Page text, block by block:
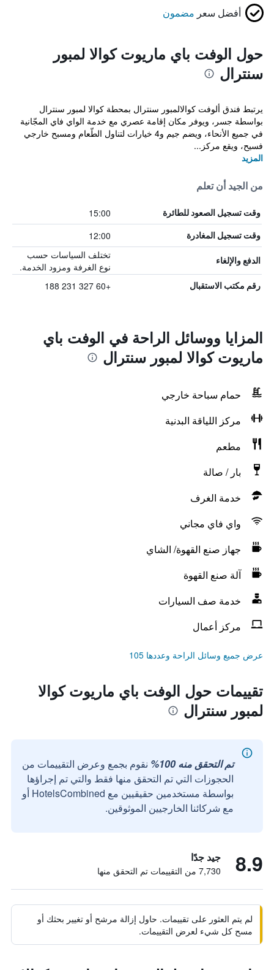
أفضل سعر مضمون
حول الوفت باي ماريوت كوالا لمبور
سنترال
يرتبط فندق ألوفت كوالالمبور سنترال بمحطة كوالا لمبور سنترال
بواسطة جسر، ويوفر مكان إقامة عصري مع خدمة الواي فاي المجّانية
في جميع الأنحاء، ويضم جيم و4 خيارات لتناول الطّعام ومسبح خارجي
فسيح، ويقع مركز...
المزيد
من الجيد أن تعلم
وقت تسجيل الصعود للطائرة 15:00
وقت تسجيل المغادرة 12:00
الدفع والإلغاء
تختلف السياسات حسب
نوع الغرفة ومزود الخدمة.
رقم مكتب الاستقبال +60 327 231 188
المزايا ووسائل الراحة في الوفت باي
ماريوت كوالا لمبور سنترال
حمام سباحة خارجي
مركز اللياقة البدنية
مطعم
بار / صالة
خدمة الغرف
واي فاي مجاني
جهاز صنع القهوة/ الشاي
آلة صنع القهوة
خدمة صف السيارات
مركز أعمال
عرض جميع وسائل الراحة وعددها 105
تقييمات حول الوفت باي ماريوت كوالا
لمبور سنترال
تم التحقق منه 100%
نقوم بجمع وعرض التقييمات من
الحجوزات التي تم التحقق منها فقط والتي تم إجراؤها
بواسطة مستخدمين حقيقيين مع HotelsCombined أو
مع شركائنا الخارجيين الموثوقين.
8.9 جيد جدًا
7,730 من التقييمات تم التحقق منها
لم يتم العثور على تقييمات. حاول إزالة مرشح أو تغيير بحثك أو
مسح كل شيء لعرض التقييمات.